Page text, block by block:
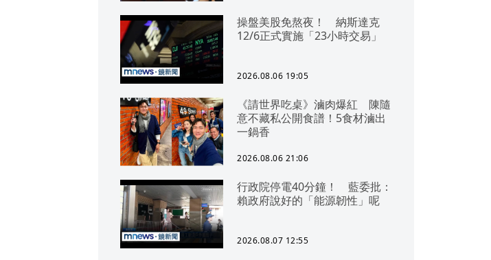
操盤美股免熬夜！ 納斯達克
12/6正式實施「23小時交易」
2026.08.06 19:05
《請世界吃桌》滷肉爆紅 陳隨
意不藏私公開食譜！5食材滷出
一鍋香
2026.08.06 21:06
行政院停電40分鐘！ 藍委批：
賴政府說好的「能源韌性」呢
2026.08.07 12:55